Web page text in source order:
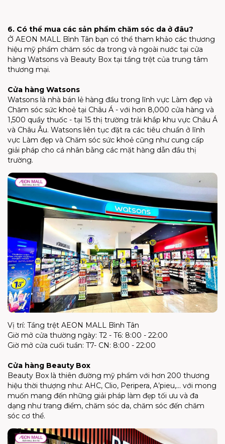
6. Có thể mua các sản phẩm chăm sóc da ở đâu?
Ở AEON MALL Bình Tân bạn có thể tham khảo các thương
hiệu mỹ phẩm chăm sóc da trong và ngoài nước tại cửa
hàng Watsons và Beauty Box tại tầng trệt của trung tâm
thương mại.
Cửa hàng Watsons
Watsons là nhà bán lẻ hàng đầu trong lĩnh vực Làm đẹp và
Chăm sóc sức khoẻ tại Châu Á - với hơn 8,000 cửa hàng và
1,500 quầy thuốc - tại 15 thị trường trải khắp khu vực Châu Á
và Châu Âu. Watsons liên tục đặt ra các tiêu chuẩn ở lĩnh
vực Làm đẹp và Chăm sóc sức khoẻ cũng như cung cấp
giải pháp cho cá nhân bằng các mặt hàng dẫn đầu thị
trường.
Vị trí: Tầng trệt AEON MALL Bình Tân
Giờ mở cửa thường ngày: T2 - T6: 8:00 - 22:00
Giờ mở cửa cuối tuần: T7- CN: 8:00 - 22:00
Cửa hàng Beauty Box
Beauty Box là thiên đường mỹ phẩm với hơn 200 thương
hiệu thời thượng như: AHC, Clio, Peripera, A’pieu,... với mong
muốn mang đến những giải pháp làm đẹp tối ưu và đa
dạng như trang điểm, chăm sóc da, chăm sóc đến chăm
sóc cơ thể.